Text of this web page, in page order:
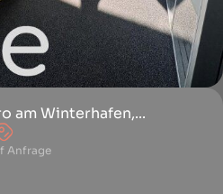
am Winterhafen,...
Anfrage